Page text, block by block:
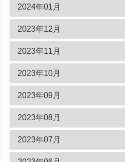
2024年01月
2023年12月
2023年11月
2023年10月
2023年09月
2023年08月
2023年07月